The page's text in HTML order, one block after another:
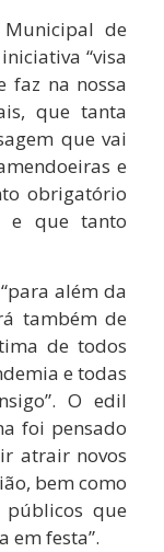
de
“visa
faz na nossa
que tanta
que vai
e
obrigatório
e que tanto
além da
também de
de todos
e todas
O edil
foi pensado
atrair novos
bem como
públicos que
em festa”.